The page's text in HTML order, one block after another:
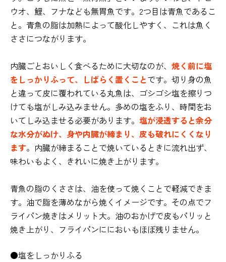
ウオ、鯉、フナなども無胃魚です。2つ目は青魚であるこ
と。青魚の脂は加熱によって酸化しやすく、これは魚く
ささにつながります。
内臓ごとおいしく食べるために大切なのが、 焼く前に塩
をしっかりふって、しばらく置くことです。切り身の魚
と違って皮に覆われている丸魚は、ゴシゴシ塩を擦りつ
けても塩がしみ込みません。多めの塩をふり、時間をお
いてしみ込ませる必要があります。 塩が浸透すると余分
な水分がぬけ、身や内臓が締まり、皮も破れにくくなり
ます。内臓が締まることで焼いているときに流れ出ず、
味わいもよく、きれいに焼き上がります。
青魚の脂のくささは、油を使って焼くことで軽減できま
す。油で脂を薄めながら焼くイメージです。その点でフ
ライパン焼きはメリット大。油のおかげで皮もパリッと
焼き上がり、フライパンににおいもほぼ残りません。
●塩をしっかりふる